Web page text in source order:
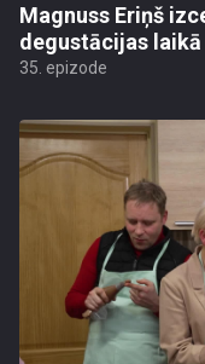
Magnuss Eriņš
degustācijas laikā
35. epizode